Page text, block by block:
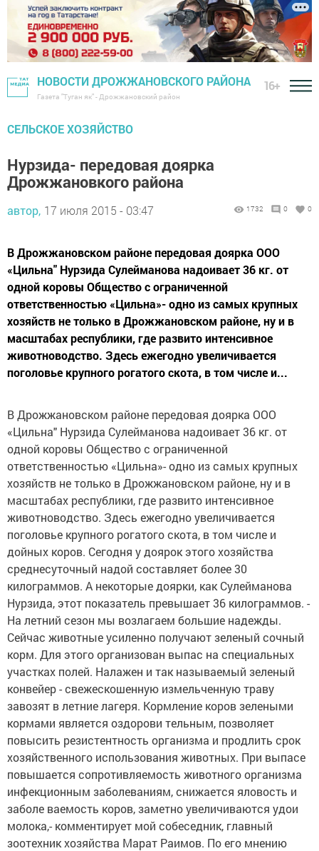
НОВОСТИ ДРОЖЖАНОВСКОГО РАЙОНА
Газета "Туган як" - Дрожжановский район
16+
СЕЛЬСКОЕ ХОЗЯЙСТВО
Нурзида- передовая доярка
Дрожжановкого района
автор, 17 июля 2015 - 03:47 1732 0 0
В Дрожжановском районе передовая доярка ООО
«Цильна" Нурзида Сулейманова надоивает 36 кг. от
одной коровы Общество с ограниченной
ответственностью «Цильна»- одно из самых крупных
хозяйств не только в Дрожжановском районе, ну и в
масштабах республики, где развито интенсивное
животноводство. Здесь ежегодно увеличивается
поголовье крупного рогатого скота, в том числе и...
В Дрожжановском районе передовая доярка ООО
«Цильна" Нурзида Сулейманова надоивает 36 кг. от
одной коровы Общество с ограниченной
ответственностью «Цильна»- одно из самых крупных
хозяйств не только в Дрожжановском районе, ну и в
масштабах республики, где развито интенсивное
животноводство. Здесь ежегодно увеличивается
поголовье крупного рогатого скота, в том числе и
дойных коров. Сегодня у доярок этого хозяйства
среднесуточный надой составляет более 30
килограммов. А некоторые доярки, как Сулейманова
Нурзида, этот показатель превышает 36 килограммов. -
На летний сезон мы возлагаем большие надежды.
Сейчас животные усиленно получают зеленый сочный
корм. Для этого организован выпас на специальных
участках полей. Налажен и так называемый зеленый
конвейер - свежескошенную измельченную траву
завозят в летние лагеря. Кормление коров зелеными
кормами является оздорови тельным, позволяет
повысить резистентность организма и продлить срок
хозяйственного использования животных. При выпасе
повышается сопротивляемость животного организма
инфекционным заболеваниям, снижается яловость и
заболе ваемость коров, заметно увеличиваются удои
молока,- комментирует мой собеседник, главный
зоотехник хозяйства Марат Раимов. По его мнению